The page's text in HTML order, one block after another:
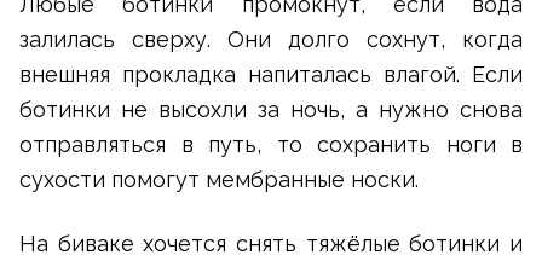
залилась сверху. Они долго сохнут, когда
внешняя прокладка напиталась влагой. Если
ботинки не высохли за ночь, а нужно снова
отправляться в путь, то сохранить ноги в
сухости помогут мембранные носки.
На биваке хочется снять тяжёлые ботинки и